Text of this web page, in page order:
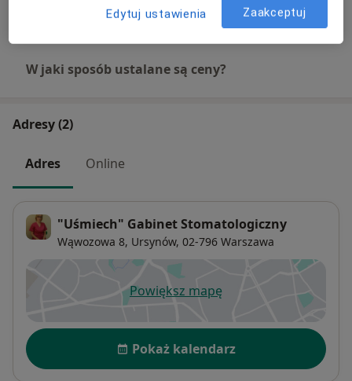
W jaki sposób ustalane są ceny?
Adresy (2)
Adres Online
"Uśmiech" Gabinet Stomatologiczny
Wąwozowa 8, Ursynów, 02-796 Warszawa
Powiększ mapęotwiera się w nowej karcie
Dostępność
Pokaż kalendarz
Edytuj ustawienia Zaakceptuj